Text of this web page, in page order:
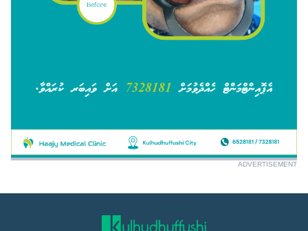
ADVERTISEMENT